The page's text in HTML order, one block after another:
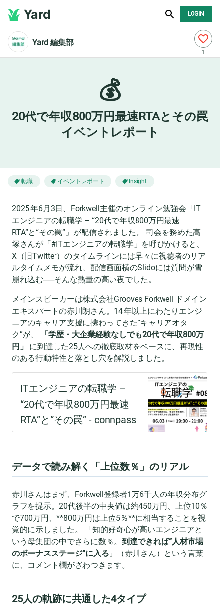
Yard LOGIN
Yard 編集部
1
💰
20代で年収800万円最速RTAとその罠
イベントレポート
転職 イベントレポート Insight
2025 年6月3日、Forkwell主催のオンライン勉強会「IT
エンジニアの転職学 – “20代で年収800万円最速
RTA”と“その罠”」が配信されました。 司会を務めた髙
塚さんが「#ITエンジニアの転職学」を呼びかけると、
X（旧Twitter）のタイムラインには早々に視聴者のリア
ルタイムメモが流れ、配信画面横のSlidoには質問が雪
崩れ込む──そんな熱量の高い夜でした。
メインスピーカーは株式会社Grooves Forkwell ドメイン
エキスパートの赤川朗さん。14 年以上にわたりエンジ
ニアのキャリア支援に携わってきた“キャリアオタ
ク”が、
「学歴・大企業経験なしでも20代で年収800万
円」
に到達した25人への徹底取材をベースに、再現性
のある行動特性と落とし穴を解説しました。
データで読み解く「上位数％」のリアル
赤川さんはまず、Forkwell登録者1万6千人の年収分布グ
ラフを提示。20代後半の中央値は約450万円、上位10％
で700万円、**800万円は上位5％**に相当することを視
覚的に示しました。 「知的好奇心が高いエンジニアと
いう母集団の中でさらに数％。 到達できれば“人材市場
のボーナスステージ”に入る 」（赤川さん）という言葉
に、コメント欄がざわつきます。
25人の軌跡に共通した4タイプ